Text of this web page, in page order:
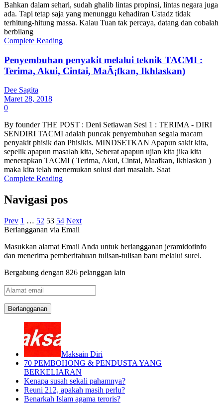
Bahkan dalam sehari, sudah ghalib lintas propinsi, lintas negara juga
ada. Tapi tetap saja yang menunggu kehadiran Ustadz tidak
terhitung-hitung massa. Kalau Tuan tak percaya, datang dan cobalah
berbilang
Complete Reading
Penyembuhan penyakit melalui teknik TACMI :
Terima, Akui, Cintai, MaÃ¡fkan, Ikhlaskan)
Dee Sagita
Maret 28, 2018
0
By founder THE POST : Deni Setiawan Sesi 1 : TERIMA - DIRI
SENDIRI TACMI adalah puncak penyembuhan segala macam
penyakit phisik dan Phisikis. MINDSETKAN Apapun sakit kita,
sepelik apapun masalah kita, Seberat apapun ujian kita jika kita
menerapkan TACMI ( Terima, Akui, Cintai, Maafkan, Ikhlaskan )
maka kita telah menemukan solusi dari masalah. Saat
Complete Reading
Navigasi pos
Prev 1 … 52 53 54 Next
Berlangganan via Email
Masukkan alamat Email Anda untuk berlangganan jeramidotinfo
dan menerima pemberitahuan tulisan-tulisan baru melalui surel.
Bergabung dengan 826 pelanggan lain
Alamat
email
Maksain Diri
70 PEMBOHONG & PENDUSTA YANG
BERKELIARAN
Kenapa susah sekali pahamnya?
Reuni 212, apakah masih perlu?
Benarkah Islam agama teroris?